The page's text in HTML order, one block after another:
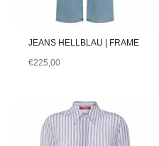
JEANS HELLBLAU | FRAME
€225,00